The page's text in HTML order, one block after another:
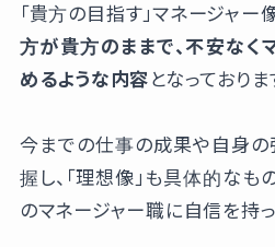
「貴方の目指す」マネージャー
方が貴方のままで、不安なく
めるような内容 となっておりま
今までの仕事の成果や自身の
握し、「理想像」も具体的なも
のマネージャー職に自信を持